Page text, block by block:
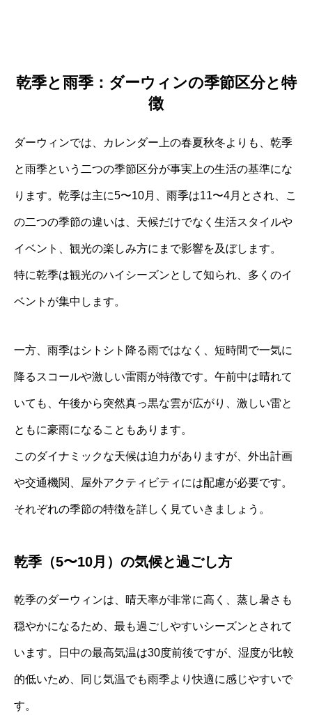
乾季と雨季：ダーウィンの季節区分と特
徴
ダーウィンでは、カレンダー上の春夏秋冬よりも、乾季
と雨季という二つの季節区分が事実上の生活の基準にな
ります。乾季は主に5〜10月、雨季は11〜4月とされ、こ
の二つの季節の違いは、天候だけでなく生活スタイルや
イベント、観光の楽しみ方にまで影響を及ぼします。
特に乾季は観光のハイシーズンとして知られ、多くのイ
ベントが集中します。
一方、雨季はシトシト降る雨ではなく、短時間で一気に
降るスコールや激しい雷雨が特徴です。午前中は晴れて
いても、午後から突然真っ黒な雲が広がり、激しい雷と
ともに豪雨になることもあります。
このダイナミックな天候は迫力がありますが、外出計画
や交通機関、屋外アクティビティには配慮が必要です。
それぞれの季節の特徴を詳しく見ていきましょう。
乾季（5〜10月）の気候と過ごし方
乾季のダーウィンは、晴天率が非常に高く、蒸し暑さも
穏やかになるため、最も過ごしやすいシーズンとされて
います。日中の最高気温は30度前後ですが、湿度が比較
的低いため、同じ気温でも雨季より快適に感じやすいで
す。